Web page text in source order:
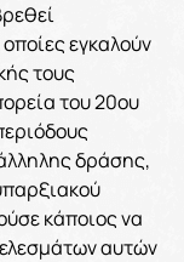
εγκαλούν
τους
του 20ου
δράσης,
κάποιος να
αυτών